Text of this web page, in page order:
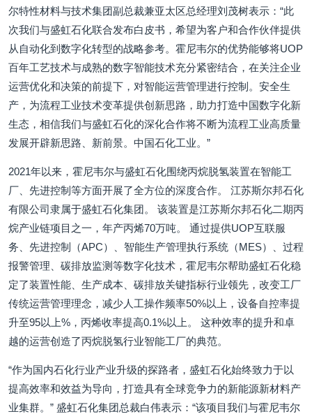
尔特性材料与技术集团副总裁兼亚太区总经理刘茂树表示：“此
次我们与盛虹石化联合发布白皮书，希望为客户和合作伙伴提供
从自动化到数字化转型的战略参考。霍尼韦尔的优势能够将UOP
百年工艺技术与成熟的数字智能技术充分紧密结合，在关注企业
运营优化和决策的前提下，对智能运营管理进行控制。安全生
产，为流程工业技术变革提供创新思路，助力打造中国数字化新
生态，相信我们与盛虹石化的深化合作将不断为流程工业高质量
发展开辟新思路、新前景。中国石化工业。”
2021年以来，霍尼韦尔与盛虹石化围绕丙烷脱氢装置在智能工
厂、先进控制等方面开展了全方位的深度合作。 江苏斯尔邦石化
有限公司隶属于盛虹石化集团。 该装置是江苏斯尔邦石化二期丙
烷产业链项目之一，年产丙烯70万吨。 通过提供UOP互联服
务、先进控制（APC）、智能生产管理执行系统（MES）、过程
报警管理、碳排放监测等数字化技术，霍尼韦尔帮助盛虹石化稳
定了装置性能、生产成本、碳排放关键指标行业领先，改变工厂
传统运营管理理念，减少人工操作频率50%以上，设备自控率提
升至95以上%，丙烯收率提高0.1%以上。 这种效率的提升和卓
越的运营创造了丙烷脱氢行业智能工厂的典范。
“作为国内石化行业产业升级的探路者，盛虹石化始终致力于以
提高效率和效益为导向，打造具有全球竞争力的新能源新材料产
业集群。” 盛虹石化集团总裁白伟表示：“该项目我们与霍尼韦尔